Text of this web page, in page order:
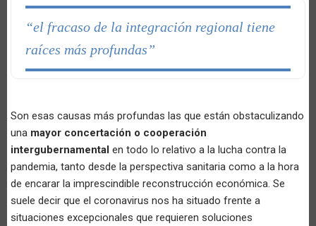
“el fracaso de la integración regional tiene
raíces más profundas”
Son esas causas más profundas las que están obstaculizando
una mayor concertación o cooperación
intergubernamental en todo lo relativo a la lucha contra la
pandemia, tanto desde la perspectiva sanitaria como a la hora
de encarar la imprescindible reconstrucción económica. Se
suele decir que el coronavirus nos ha situado frente a
situaciones excepcionales que requieren soluciones